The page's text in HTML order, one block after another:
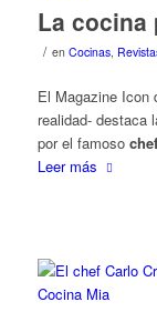
La cocina
/ en Cocinas,
El Magazine Icon
realidad- destaca
por el famoso
Leer más